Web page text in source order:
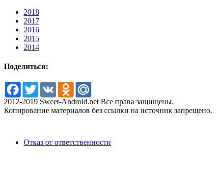
2018
2017
2016
2015
2014
Поделиться:
Facebook
TwitterVK Odnoklassniki
2012-2019 Sweet-Android.net Все права защищены.
Копирование материалов без ссылки на источник запрещено.
Отказ от ответственности